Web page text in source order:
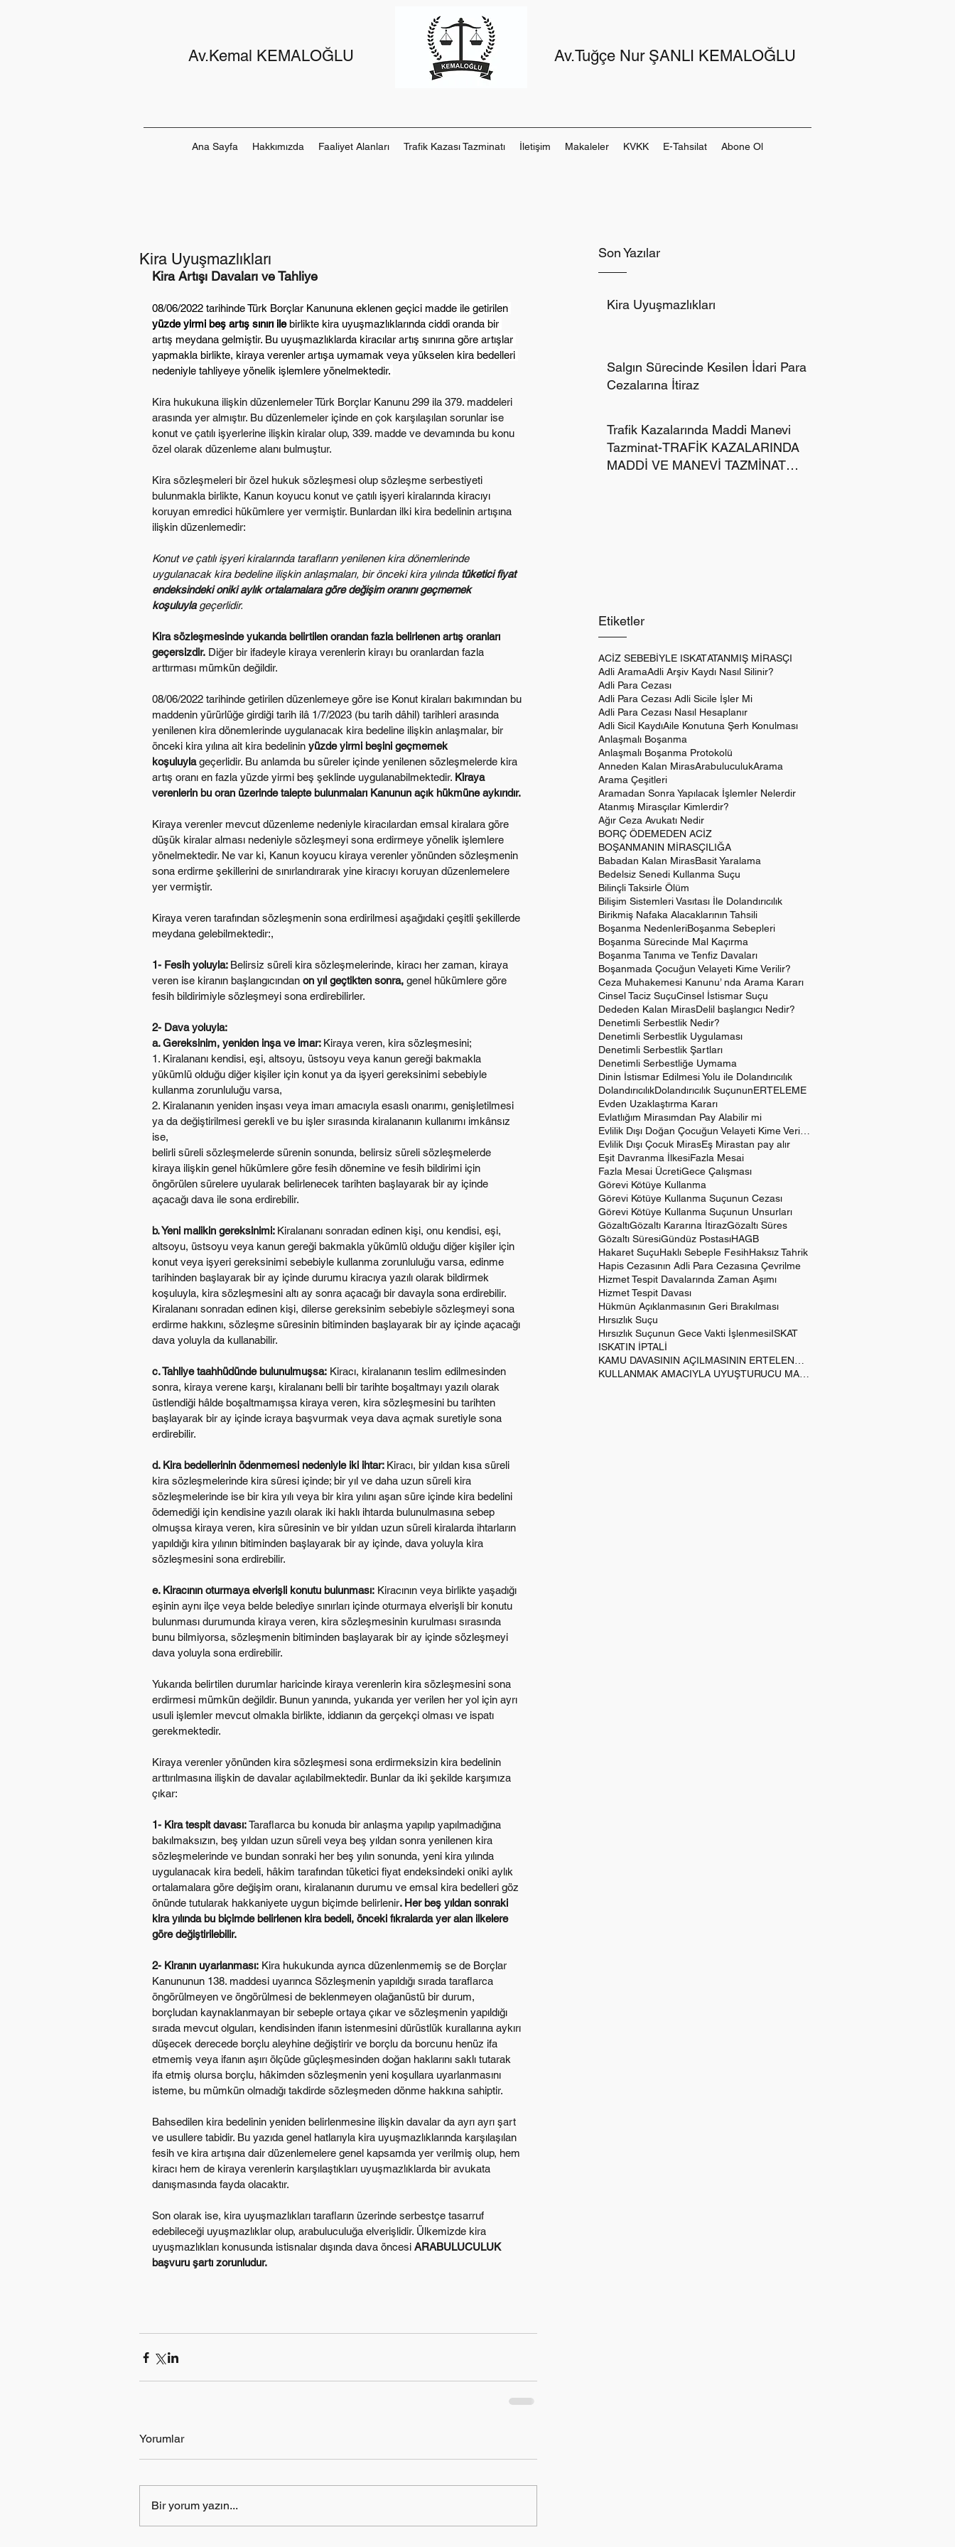
Av.Kemal KEMALOĞLU Av.Tuğçe Nur ŞANLI KEMALOĞLU
Ana Sayfa Hakkımızda Faaliyet Alanları Trafik Kazası Tazminatı İletişim Makaleler KVKK E-Tahsilat Abone Ol
Son Yazılar
Kira Uyuşmazlıkları
Salgın Sürecinde Kesilen İdari Para
Cezalarına İtiraz
Trafik Kazalarında Maddi Manevi
Tazminat-TRAFİK KAZALARINDA
MADDİ VE MANEVİ TAZMİNAT
Etiketler
ACİZ SEBEBİYLE ISKATATANMIŞ MİRASÇI
Adli AramaAdli Arşiv Kaydı Nasıl Silinir?
Adli Para Cezası
Adli Para Cezası Adli Sicile İşler Mi
Adli Para Cezası Nasıl Hesaplanır
Adli Sicil KaydıAile Konutuna Şerh Konulması
Anlaşmalı Boşanma
Anlaşmalı Boşanma Protokolü
Anneden Kalan MirasArabuluculukArama
Arama Çeşitleri
Aramadan Sonra Yapılacak İşlemler Nelerdir
Atanmış Mirasçılar Kimlerdir?
Ağır Ceza Avukatı Nedir
BORÇ ÖDEMEDEN ACİZ
BOŞANMANIN MİRASÇILIĞA
Babadan Kalan MirasBasit Yaralama
Bedelsiz Senedi Kullanma Suçu
Bilinçli Taksirle Ölüm
Bilişim Sistemleri Vasıtası İle Dolandırıcılık
Birikmiş Nafaka Alacaklarının Tahsili
Boşanma NedenleriBoşanma Sebepleri
Boşanma Sürecinde Mal Kaçırma
Boşanma Tanıma ve Tenfiz Davaları
Boşanmada Çocuğun Velayeti Kime Verilir?
Ceza Muhakemesi Kanunu’ nda Arama Kararı
Cinsel Taciz SuçuCinsel İstismar Suçu
Dededen Kalan MirasDelil başlangıcı Nedir?
Denetimli Serbestlik Nedir?
Denetimli Serbestlik Uygulaması
Denetimli Serbestlik Şartları
Denetimli Serbestliğe Uymama
Dinin İstismar Edilmesi Yolu ile Dolandırıcılık
DolandırıcılıkDolandırıcılık SuçununERTELEME
Evden Uzaklaştırma Kararı
Evlatlığım Mirasımdan Pay Alabilir mi
Evlilik Dışı Çocuk MirasEş Mirastan pay alır
Eşit Davranma İlkesiFazla Mesai
Fazla Mesai ÜcretiGece Çalışması
Görevi Kötüye Kullanma
Görevi Kötüye Kullanma Suçunun Cezası
Görevi Kötüye Kullanma Suçunun Unsurları
GözaltıGözaltı Kararına İtirazGözaltı Süres
Gözaltı SüresiGündüz PostasıHAGB
Hakaret SuçuHaklı Sebeple FesihHaksız Tahrik
Hapis Cezasının Adli Para Cezasına Çevrilme
Hizmet Tespit Davalarında Zaman Aşımı
Hizmet Tespit Davası
Hükmün Açıklanmasının Geri Bırakılması
Hırsızlık Suçu
Hırsızlık Suçunun Gece Vakti İşlenmesiISKAT
ISKATIN İPTALİ
Kira Uyuşmazlıkları
Kira Artışı Davaları ve Tahliye
08/06/2022 tarihinde Türk Borçlar Kanununa eklenen geçici madde ile getirilen
yüzde yirmi beş artış sınırı ile birlikte kira uyuşmazlıklarında ciddi oranda bir
artış meydana gelmiştir. Bu uyuşmazlıklarda kiracılar artış sınırına göre artışlar
yapmakla birlikte, kiraya verenler artışa uymamak veya yükselen kira bedelleri
nedeniyle tahliyeye yönelik işlemlere yönelmektedir.
Kira hukukuna ilişkin düzenlemeler Türk Borçlar Kanunu 299 ila 379. maddeleri
arasında yer almıştır. Bu düzenlemeler içinde en çok karşılaşılan sorunlar ise
konut ve çatılı işyerlerine ilişkin kiralar olup, 339. madde ve devamında bu konu
özel olarak düzenleme alanı bulmuştur.
Kira sözleşmeleri bir özel hukuk sözleşmesi olup sözleşme serbestiyeti
bulunmakla birlikte, Kanun koyucu konut ve çatılı işyeri kiralarında kiracıyı
koruyan emredici hükümlere yer vermiştir. Bunlardan ilki kira bedelinin artışına
ilişkin düzenlemedir:
Konut ve çatılı işyeri kiralarında tarafların yenilenen kira dönemlerinde
uygulanacak kira bedeline ilişkin anlaşmaları, bir önceki kira yılında tüketici fiyat
endeksindeki oniki aylık ortalamalara göre değişim oranını geçmemek
koşuluyla geçerlidir.
Kira sözleşmesinde yukarıda belirtilen orandan fazla belirlenen artış oranları
geçersizdir. Diğer bir ifadeyle kiraya verenlerin kirayı bu oranlardan fazla
arttırması mümkün değildir.
08/06/2022 tarihinde getirilen düzenlemeye göre ise Konut kiraları bakımından bu
maddenin yürürlüğe girdiği tarih ilâ 1/7/2023 (bu tarih dâhil) tarihleri arasında
yenilenen kira dönemlerinde uygulanacak kira bedeline ilişkin anlaşmalar, bir
önceki kira yılına ait kira bedelinin yüzde yirmi beşini geçmemek
koşuluyla geçerlidir. Bu anlamda bu süreler içinde yenilenen sözleşmelerde kira
artış oranı en fazla yüzde yirmi beş şeklinde uygulanabilmektedir. Kiraya
verenlerin bu oran üzerinde talepte bulunmaları Kanunun açık hükmüne aykırıdır.
Kiraya verenler mevcut düzenleme nedeniyle kiracılardan emsal kiralara göre
düşük kiralar alması nedeniyle sözleşmeyi sona erdirmeye yönelik işlemlere
yönelmektedir. Ne var ki, Kanun koyucu kiraya verenler yönünden sözleşmenin
sona erdirme şekillerini de sınırlandırarak yine kiracıyı koruyan düzenlemelere
yer vermiştir.
Kiraya veren tarafından sözleşmenin sona erdirilmesi aşağıdaki çeşitli şekillerde
meydana gelebilmektedir:,
1- Fesih yoluyla: Belirsiz süreli kira sözleşmelerinde, kiracı her zaman, kiraya
veren ise kiranın başlangıcından on yıl geçtikten sonra, genel hükümlere göre
fesih bildirimiyle sözleşmeyi sona erdirebilirler.
2- Dava yoluyla:
a. Gereksinim, yeniden inşa ve imar: Kiraya veren, kira sözleşmesini;
1. Kiralananı kendisi, eşi, altsoyu, üstsoyu veya kanun gereği bakmakla
yükümlü olduğu diğer kişiler için konut ya da işyeri gereksinimi sebebiyle
kullanma zorunluluğu varsa,
2. Kiralananın yeniden inşası veya imarı amacıyla esaslı onarımı, genişletilmesi
ya da değiştirilmesi gerekli ve bu işler sırasında kiralananın kullanımı imkânsız
ise,
belirli süreli sözleşmelerde sürenin sonunda, belirsiz süreli sözleşmelerde
kiraya ilişkin genel hükümlere göre fesih dönemine ve fesih bildirimi için
öngörülen sürelere uyularak belirlenecek tarihten başlayarak bir ay içinde
açacağı dava ile sona erdirebilir.
b. Yeni malikin gereksinimi: Kiralananı sonradan edinen kişi, onu kendisi, eşi,
altsoyu, üstsoyu veya kanun gereği bakmakla yükümlü olduğu diğer kişiler için
konut veya işyeri gereksinimi sebebiyle kullanma zorunluluğu varsa, edinme
tarihinden başlayarak bir ay içinde durumu kiracıya yazılı olarak bildirmek
koşuluyla, kira sözleşmesini altı ay sonra açacağı bir davayla sona erdirebilir.
Kiralananı sonradan edinen kişi, dilerse gereksinim sebebiyle sözleşmeyi sona
erdirme hakkını, sözleşme süresinin bitiminden başlayarak bir ay içinde açacağı
dava yoluyla da kullanabilir.
c. Tahliye taahhüdünde bulunulmuşsa: Kiracı, kiralananın teslim edilmesinden
sonra, kiraya verene karşı, kiralananı belli bir tarihte boşaltmayı yazılı olarak
üstlendiği hâlde boşaltmamışsa kiraya veren, kira sözleşmesini bu tarihten
başlayarak bir ay içinde icraya başvurmak veya dava açmak suretiyle sona
erdirebilir.
d. Kira bedellerinin ödenmemesi nedeniyle iki ihtar: Kiracı, bir yıldan kısa süreli
kira sözleşmelerinde kira süresi içinde; bir yıl ve daha uzun süreli kira
sözleşmelerinde ise bir kira yılı veya bir kira yılını aşan süre içinde kira bedelini
ödemediği için kendisine yazılı olarak iki haklı ihtarda bulunulmasına sebep
olmuşsa kiraya veren, kira süresinin ve bir yıldan uzun süreli kiralarda ihtarların
yapıldığı kira yılının bitiminden başlayarak bir ay içinde, dava yoluyla kira
sözleşmesini sona erdirebilir.
e. Kiracının oturmaya elverişli konutu bulunması: Kiracının veya birlikte yaşadığı
eşinin aynı ilçe veya belde belediye sınırları içinde oturmaya elverişli bir konutu
bulunması durumunda kiraya veren, kira sözleşmesinin kurulması sırasında
bunu bilmiyorsa, sözleşmenin bitiminden başlayarak bir ay içinde sözleşmeyi
dava yoluyla sona erdirebilir.
Yukarıda belirtilen durumlar haricinde kiraya verenlerin kira sözleşmesini sona
erdirmesi mümkün değildir. Bunun yanında, yukarıda yer verilen her yol için ayrı
usuli işlemler mevcut olmakla birlikte, iddianın da gerçekçi olması ve ispatı
gerekmektedir.
Kiraya verenler yönünden kira sözleşmesi sona erdirmeksizin kira bedelinin
arttırılmasına ilişkin de davalar açılabilmektedir. Bunlar da iki şekilde karşımıza
çıkar:
1- Kira tespit davası: Taraflarca bu konuda bir anlaşma yapılıp yapılmadığına
bakılmaksızın, beş yıldan uzun süreli veya beş yıldan sonra yenilenen kira
sözleşmelerinde ve bundan sonraki her beş yılın sonunda, yeni kira yılında
uygulanacak kira bedeli, hâkim tarafından tüketici fiyat endeksindeki oniki aylık
ortalamalara göre değişim oranı, kiralananın durumu ve emsal kira bedelleri göz
önünde tutularak hakkaniyete uygun biçimde belirlenir. Her beş yıldan sonraki
kira yılında bu biçimde belirlenen kira bedeli, önceki fıkralarda yer alan ilkelere
göre değiştirilebilir.
2- Kiranın uyarlanması: Kira hukukunda ayrıca düzenlenmemiş se de Borçlar
Kanununun 138. maddesi uyarınca Sözleşmenin yapıldığı sırada taraflarca
öngörülmeyen ve öngörülmesi de beklenmeyen olağanüstü bir durum,
borçludan kaynaklanmayan bir sebeple ortaya çıkar ve sözleşmenin yapıldığı
sırada mevcut olguları, kendisinden ifanın istenmesini dürüstlük kurallarına aykırı
düşecek derecede borçlu aleyhine değiştirir ve borçlu da borcunu henüz ifa
etmemiş veya ifanın aşırı ölçüde güçleşmesinden doğan haklarını saklı tutarak
ifa etmiş olursa borçlu, hâkimden sözleşmenin yeni koşullara uyarlanmasını
isteme, bu mümkün olmadığı takdirde sözleşmeden dönme hakkına sahiptir.
Bahsedilen kira bedelinin yeniden belirlenmesine ilişkin davalar da ayrı ayrı şart
ve usullere tabidir. Bu yazıda genel hatlarıyla kira uyuşmazlıklarında karşılaşılan
fesih ve kira artışına dair düzenlemelere genel kapsamda yer verilmiş olup, hem
kiracı hem de kiraya verenlerin karşılaştıkları uyuşmazlıklarda bir avukata
danışmasında fayda olacaktır.
Son olarak ise, kira uyuşmazlıkları tarafların üzerinde serbestçe tasarruf
edebileceği uyuşmazlıklar olup, arabuluculuğa elverişlidir. Ülkemizde kira
uyuşmazlıkları konusunda istisnalar dışında dava öncesi ARABULUCULUK
başvuru şartı zorunludur.
Yorumlar
Bir yorum yazın...